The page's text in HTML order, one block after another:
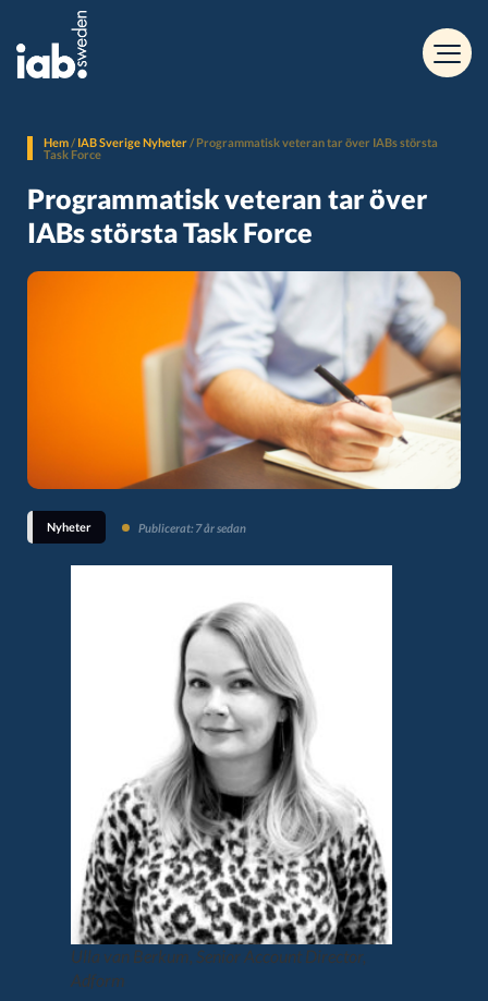
Hem/ IAB Sverige Nyheter/ Programmatisk veteran tar över IABs största
Task Force
Programmatisk veteran tar över
IABs största Task Force
Nyheter Publicerat: 7 år sedan
Ulla van Berkum, Senior Account Director,
Adform